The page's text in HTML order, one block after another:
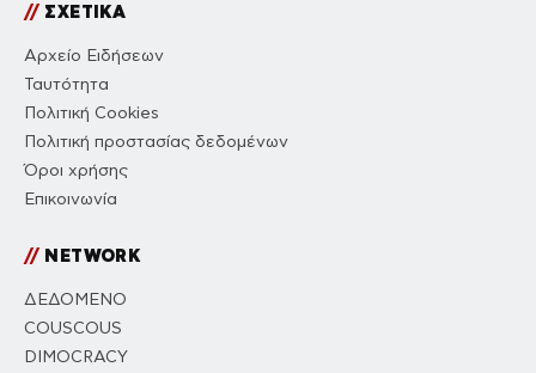
//ΣΧΕΤΙΚΑ
Αρχείο Ειδήσεων
Ταυτότητα
Πολιτική Cookies
Πολιτική προστασίας δεδομένων
Όροι χρήσης
Επικοινωνία
//NETWORK
ΔΕΔΟΜΕΝΟ
COUSCOUS
DIMOCRACY